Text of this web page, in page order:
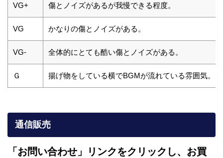
VG+ 傷とノイズがあるが我慢できる程度。
VG かなりの傷とノイズがある。
VG- 全体的にとても酷い傷とノイズがある。
Ｇ 揚げ物をしている横でBGMが流れている雰囲気。
通信販売
「お問い合わせ」リンクをクリックし、 お買